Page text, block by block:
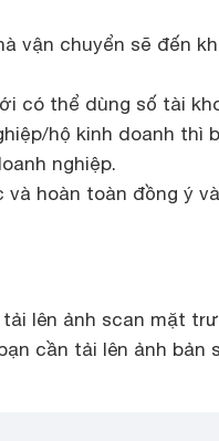
vận chuyển sẽ đến
có thể dùng số tài
hộ kinh doanh thì
nghiệp.
và hoàn toàn đồng ý
lên ảnh scan mặt
cần tải lên ảnh bản